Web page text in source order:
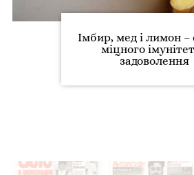
Імбир, мед і лимон –
міцного
задоволення